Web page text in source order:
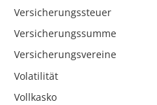
Versicherungssteuer
Versicherungssumme
Versicherungsvereine
Volatilität
Vollkasko